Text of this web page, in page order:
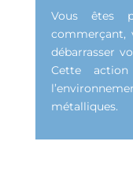
Vous êtes
commerçant,
débarrasser
Cette
métalliques.